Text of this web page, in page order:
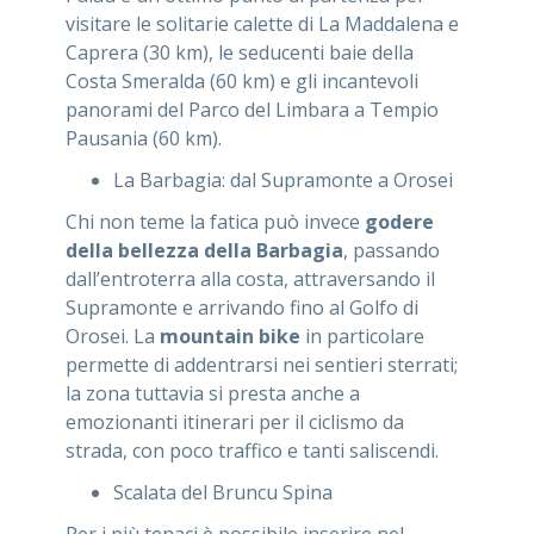
visitare le solitarie calette di La Maddalena e
Caprera (30 km), le seducenti baie della
Costa Smeralda (60 km) e gli incantevoli
panorami del Parco del Limbara a Tempio
Pausania (60 km).
La Barbagia: dal Supramonte a Orosei
Chi non teme la fatica può invece godere
della bellezza della Barbagia, passando
dall’entroterra alla costa, attraversando il
Supramonte e arrivando fino al Golfo di
Orosei. La mountain bike in particolare
permette di addentrarsi nei sentieri sterrati;
la zona tuttavia si presta anche a
emozionanti itinerari per il ciclismo da
strada, con poco traffico e tanti saliscendi.
Scalata del Bruncu Spina